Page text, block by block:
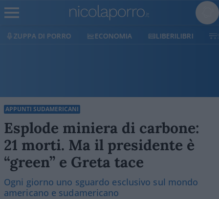
ECONOMIA LIBERILIBRI SHOP SOSTIENICI
APPUNTI SUDAMERICANI
Esplode miniera di carbone:
21 morti. Ma il presidente è
“green” e Greta tace
Ogni giorno uno sguardo esclusivo sul mondo
americano e sudamericano